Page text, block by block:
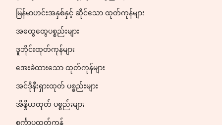
မြန်မာဟင်းအနှစ်နှင့် ဆိုင်သော ထုတ်ကုန်များ
အထွေထွေပစ္စည်းများ
ဒူဘိုင်းထုတ်ကုန်များ
အေးခဲထားသော ထုတ်ကုန်များ
အင်ဒိုနီးရှားထုတ် ပစ္စည်းများ
အိန္ဒိယထုတ် ပစ္စည်းများ
စင်္ကာပူထုတ်ကုန်